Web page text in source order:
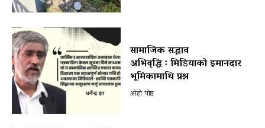
सामाजिक सद्भाव
अभिवृद्धि ः मिडियाको इमानदार
भूमिकामाथि प्रश्न
ओहो पोष्ट